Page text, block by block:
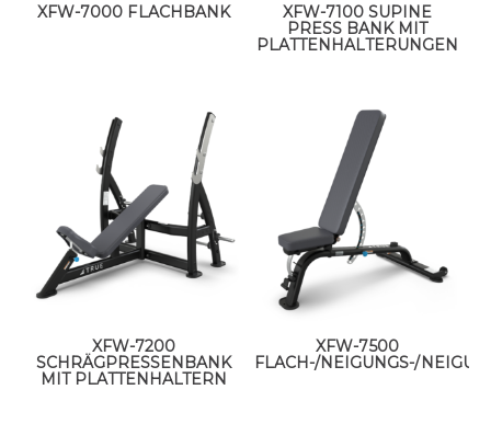
XFW-7000 FLACHBANK
XFW-7100 SUPINE
PRESS BANK MIT
PLATTENHALTERUNGEN
XFW-7200
SCHRÄGPRESSENBANK
MIT PLATTENHALTERN
XFW-7500
FLACH-/NEIGUNGS-/